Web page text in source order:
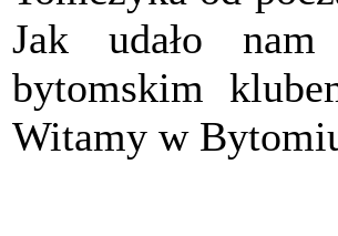
Jak udało
bytomskim
Witamy w